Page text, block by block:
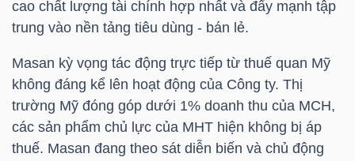
cao chất lượng tài chính hợp nhất và đẩy mạnh tập
trung vào nền tảng tiêu dùng - bán lẻ.
Masan kỳ vọng tác động trực tiếp từ thuế quan Mỹ
không đáng kể lên hoạt động của Công ty. Thị
trường Mỹ đóng góp dưới 1% doanh thu của MCH,
các sản phẩm chủ lực của MHT hiện không bị áp
thuế. Masan đang theo sát diễn biến và chủ động
TÍCH
VIETSTOCKFINANCE
VĨ
MÔ